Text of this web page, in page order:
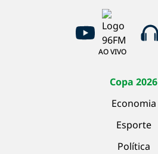
AO VIVO
Copa 2026
Economia
Esporte
Política